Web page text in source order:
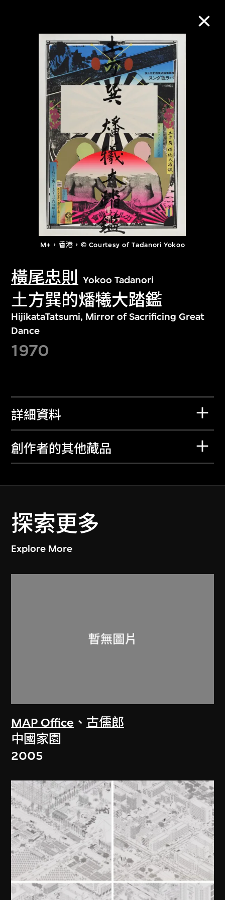
M+，香港，© Courtesy of Tadanori Yokoo
橫尾忠則 Yokoo Tadanori
土方巽的燔犧大踏鑑
HijikataTatsumi, Mirror of Sacrificing Great
Dance
1970
詳細資料
創作者的其他藏品
探索更多
Explore More
MAP Office 、 古儒郎
中國家園
2005
M+藏品
進一步篩選
關於M+藏品
探索世界頂級的二十及二十一世紀視覺
文化藏品。